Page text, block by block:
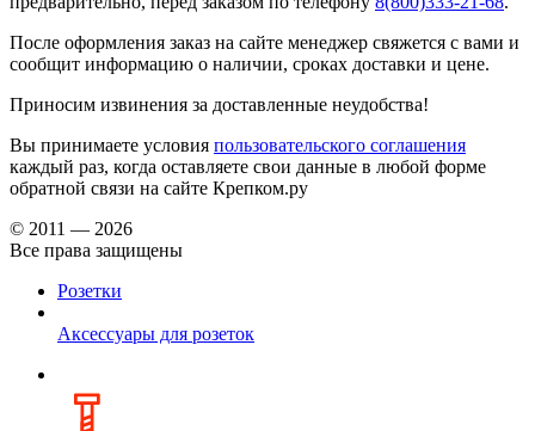
После оформления заказ на сайте менеджер свяжется с вами и
сообщит информацию о наличии, сроках доставки и цене.
Приносим извинения за доставленные неудобства!
Вы принимаете условия пользовательского соглашения
каждый раз, когда оставляете свои данные в любой форме
обратной связи на сайте Крепком.ру
© 2011 — 2026
Все права защищены
Розетки
Аксессуары для розеток